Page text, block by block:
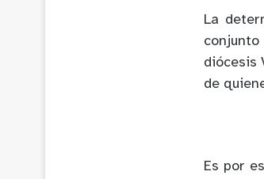
La
diócesis
de
Es por